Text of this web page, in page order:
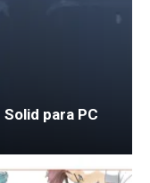
para PC